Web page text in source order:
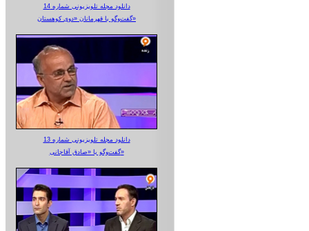
دانلود مجله تلویزیونی شماره 14
گفت‌وگو با قهرمانان «دوی کوهستان»
دانلود مجله تلویزیونی شماره 13
گفت‌وگو با «صادق آقاجانی»